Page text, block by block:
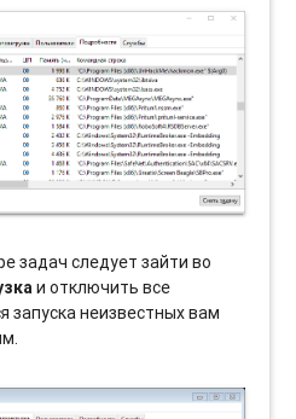
задач следует зайти во
и отключить все
запуска неизвестных вам